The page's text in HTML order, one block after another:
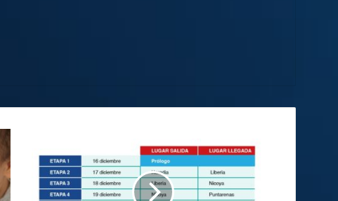
Vuelta
Costa
Rica!